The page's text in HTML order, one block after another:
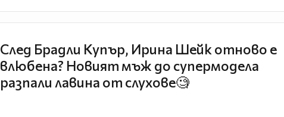
След Брадли Купър, Ирина Шейк отново е
влюбена? Новият мъж до супермодела
разпали лавина от слухове🧐